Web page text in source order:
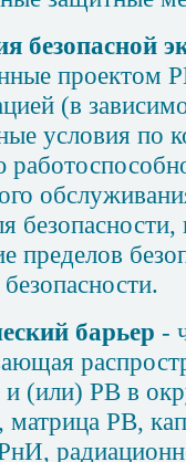
безопасной
проектом
(в
условия по
безопасности,
пределов
барьер -
и (или) РВ в
матрица РВ,